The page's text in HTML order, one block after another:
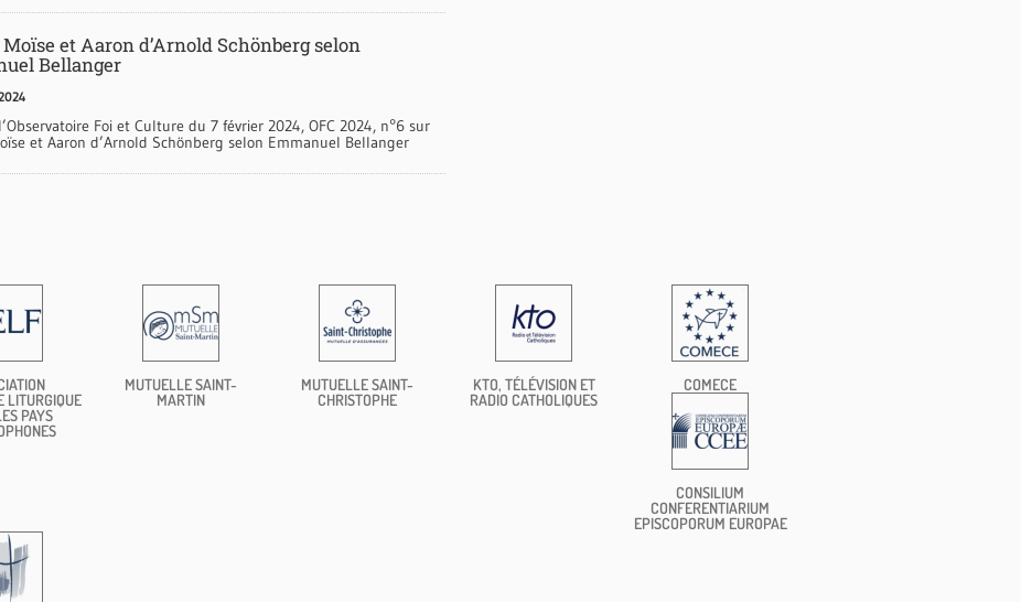
Moïse et Aaron d’Arnold Schönberg selon
Bellanger
Foi et Culture du 7 février 2024, OFC 2024, n°6 sur
et Aaron d’Arnold Schönberg selon Emmanuel Bellanger
LITURGIQUE
PAYS
MUTUELLE SAINT-
MARTIN
MUTUELLE SAINT-
CHRISTOPHE
KTO, TÉLÉVISION ET
RADIO CATHOLIQUES
COMECE
CONSILIUM
CONFERENTIARIUM
EPISCOPORUM EUROPAE